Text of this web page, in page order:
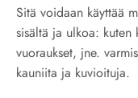
Sitä voidaan käyttää
sisältä ja ulkoa: kuten
vuoraukset, jne.
kauniita ja kuvioituja.